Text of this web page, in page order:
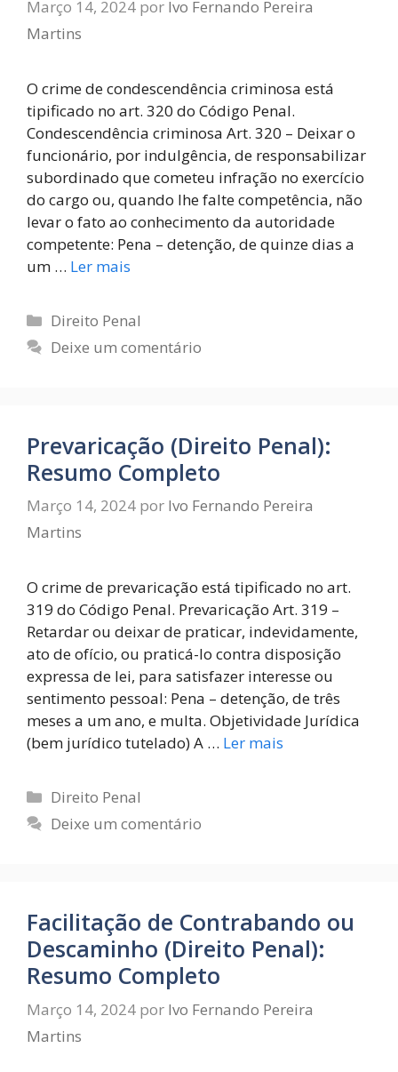
Março 14, 2024 por Ivo Fernando Pereira
Martins
O crime de condescendência criminosa está
tipificado no art. 320 do Código Penal.
Condescendência criminosa Art. 320 – Deixar o
funcionário, por indulgência, de responsabilizar
subordinado que cometeu infração no exercício
do cargo ou, quando lhe falte competência, não
levar o fato ao conhecimento da autoridade
competente: Pena – detenção, de quinze dias a
um … Ler mais
Direito Penal
Deixe um comentário
Prevaricação (Direito Penal):
Resumo Completo
Março 14, 2024 por Ivo Fernando Pereira
Martins
O crime de prevaricação está tipificado no art.
319 do Código Penal. Prevaricação Art. 319 –
Retardar ou deixar de praticar, indevidamente,
ato de ofício, ou praticá-lo contra disposição
expressa de lei, para satisfazer interesse ou
sentimento pessoal: Pena – detenção, de três
meses a um ano, e multa. Objetividade Jurídica
(bem jurídico tutelado) A … Ler mais
Direito Penal
Deixe um comentário
Facilitação de Contrabando ou
Descaminho (Direito Penal):
Resumo Completo
Março 14, 2024 por Ivo Fernando Pereira
Martins